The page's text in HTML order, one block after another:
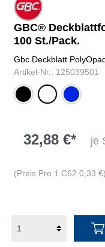
folgenden Nummer bei
0731 977197-0
GBC®
100 St./Pack.
Gbc Deckblatt
Artikel-Nr.: 125039501
schwarzweiß blau
32,88 €* je
(Preis Pro 1 C62 0,33 €)